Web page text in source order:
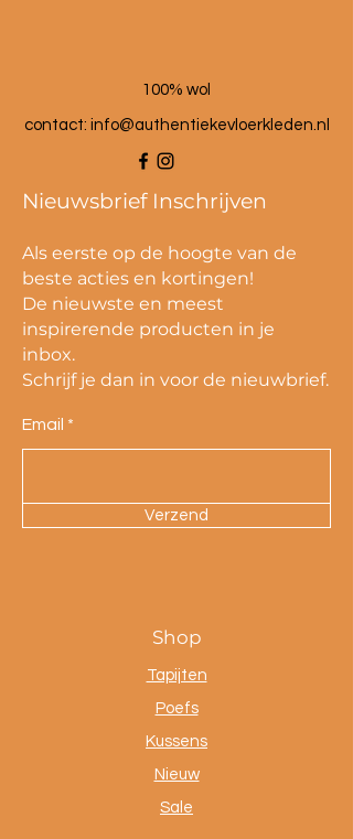
100% wol
contact: info@authentiekevloerkleden.nl
Nieuwsbrief Inschrijven
Als eerste op de hoogte van de
beste acties en kortingen!
De nieuwste en meest
inspirerende producten in je
inbox.
Schrijf je dan in voor de nieuwbrief.
Email
Verzend
Shop
Tapijten
Poefs
Kussens
Nieuw
Sale